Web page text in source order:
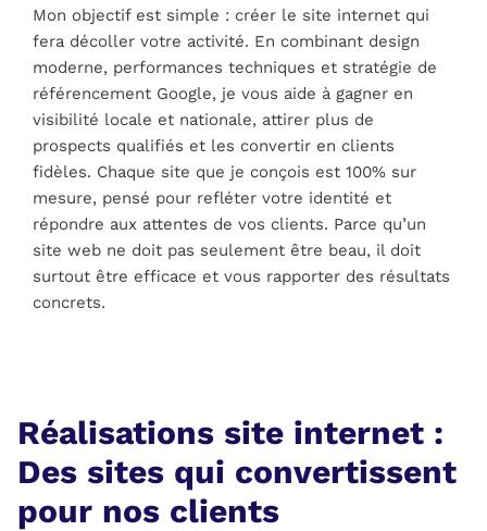
Mon objectif est simple : créer le site internet qui
fera décoller votre activité. En combinant design
moderne, performances techniques et stratégie de
référencement Google, je vous aide à gagner en
visibilité locale et nationale, attirer plus de
prospects qualifiés et les convertir en clients
fidèles. Chaque site que je conçois est 100% sur
mesure, pensé pour refléter votre identité et
répondre aux attentes de vos clients. Parce qu’un
site web ne doit pas seulement être beau, il doit
surtout être efficace et vous rapporter des résultats
concrets.
Réalisations site internet :
Des sites qui convertissent
pour nos clients